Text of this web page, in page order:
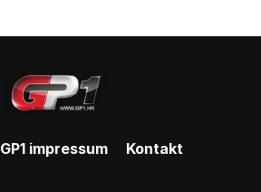
GP1 impressum Kontakt